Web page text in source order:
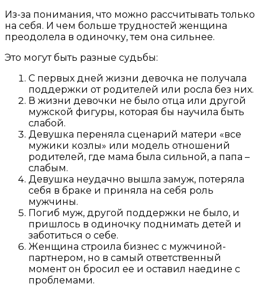
Из-за понимания, что можно рассчитывать только
на себя. И чем больше трудностей женщина
преодолела в одиночку, тем она сильнее.
Это могут быть разные судьбы:
С первых дней жизни девочка не получала
поддержки от родителей или росла без них.
В жизни девочки не было отца или другой
мужской фигуры, которая бы научила быть
слабой.
Девушка переняла сценарий матери «все
мужики козлы» или модель отношений
родителей, где мама была сильной, а папа –
слабым.
Девушка неудачно вышла замуж, потеряла
себя в браке и приняла на себя роль
мужчины.
Погиб муж, другой поддержки не было, и
пришлось в одиночку поднимать детей и
заботиться о себе.
Женщина строила бизнес с мужчиной-
партнером, но в самый ответственный
момент он бросил ее и оставил наедине с
проблемами.